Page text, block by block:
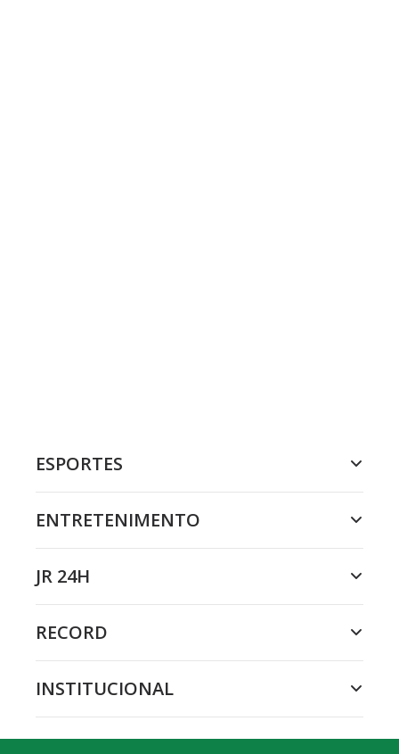
ESPORTES
ENTRETENIMENTO
JR 24H
RECORD
INSTITUCIONAL